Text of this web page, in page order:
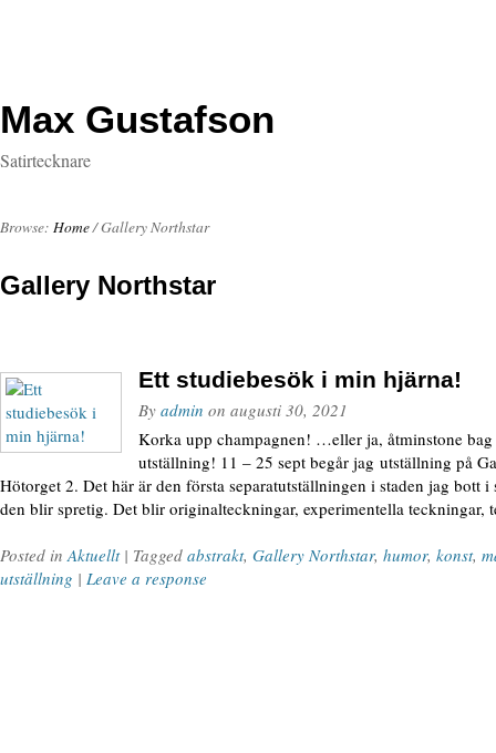
Max Gustafson
Satirtecknare
Browse: Home/Gallery Northstar
Gallery Northstar
Ett studiebesök i min hjärna!
By admin on augusti 30, 2021
Korka upp champagnen! …eller ja, åtminstone
utställning! 11 – 25 sept begår jag utställning på
Hötorget 2. Det här är den första separatutställningen i staden jag bott
den blir spretig. Det blir originalteckningar, experimentella
Posted inAktuellt | Tagged abstrakt, Gallery Northstar, humor, konst,
utställning | Leave a response